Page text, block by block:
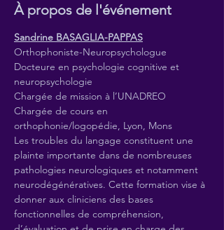
À propos de l'événement
Sandrine BASAGLIA-PAPPAS
Orthophoniste-Neuropsychologue
Docteure en psychologie cognitive et
neuropsychologie
Chargée de mission à l’UNADREO
Chargée de cours en
orthophonie/logopédie, Lyon, Mons
Les troubles du langage constituent une
plainte importante dans de nombreuses
pathologies neurologiques et notamment
neurodégénératives. Cette formation vise à
donner aux cliniciens des bases
fonctionnelles de compréhension,